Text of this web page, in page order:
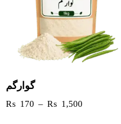
گوارگم
₨ 170 – ₨ 1,500